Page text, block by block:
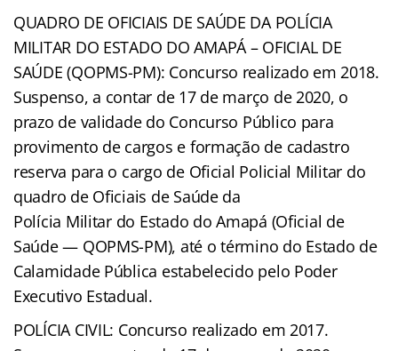
QUADRO DE OFICIAIS DE SAÚDE DA POLÍCIA
MILITAR DO ESTADO DO AMAPÁ – OFICIAL DE
SAÚDE (QOPMS-PM): Concurso realizado em 2018.
Suspenso, a contar de 17 de março de 2020, o
prazo de validade do Concurso Público para
provimento de cargos e formação de cadastro
reserva para o cargo de Oficial Policial Militar do
quadro de Oficiais de Saúde da
Polícia Militar do Estado do Amapá (Oficial de
Saúde — QOPMS-PM), até o término do Estado de
Calamidade Pública estabelecido pelo Poder
Executivo Estadual.
POLÍCIA CIVIL: Concurso realizado em 2017.